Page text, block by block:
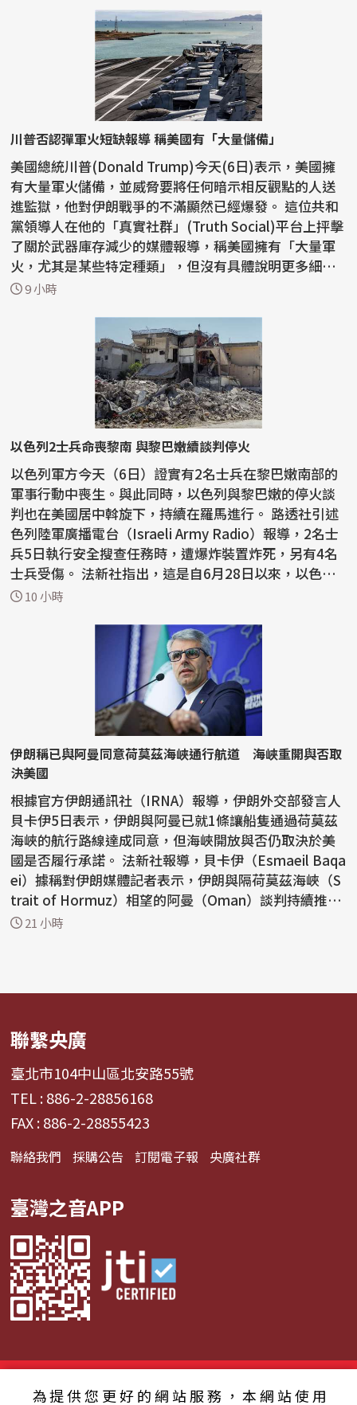
川普否認彈軍火短缺報導 稱美國有「大量儲備」
美國總統川普(Donald Trump)今天(6日)表示，美國擁
有大量軍火儲備，並威脅要將任何暗示相反觀點的人送
進監獄，他對伊朗戰爭的不滿顯然已經爆發。 這位共和
黨領導人在他的「真實社群」(Truth Social)平台上抨擊
了關於武器庫存減少的媒體報導，稱美國擁有「大量軍
火，尤其是某些特定種類」，但沒有具體說明更多細
節。...
9 小時
以色列2士兵命喪黎南 與黎巴嫩續談判停火
以色列軍方今天（6日）證實有2名士兵在黎巴嫩南部的
軍事行動中喪生。與此同時，以色列與黎巴嫩的停火談
判也在美國居中斡旋下，持續在羅馬進行。 路透社引述
色列陸軍廣播電台（Israeli Army Radio）報導，2名士
兵5日執行安全搜查任務時，遭爆炸裝置炸死，另有4名
士兵受傷。 法新社指出，這是自6月28日以來，以色列
首...10 小時
伊朗稱已與阿曼同意荷莫茲海峽通行航道 海峽重開與否取
決美國
根據官方伊朗通訊社（IRNA）報導，伊朗外交部發言人
貝卡伊5日表示，伊朗與阿曼已就1條讓船隻通過荷莫茲
海峽的航行路線達成同意，但海峽開放與否仍取決於美
國是否履行承諾。 法新社報導，貝卡伊（Esmaeil Baqa
ei）據稱對伊朗媒體記者表示，伊朗與隔荷莫茲海峽（S
trait of Hormuz）相望的阿曼（Oman）談判持續推
進，雙方...
21 小時
聯繫央廣
臺北市104中山區北安路55號
TEL : 886-2-28856168
FAX : 886-2-28855423
聯絡我們 採購公告 訂閱電子報 央廣社群
臺灣之音APP
© 2024財團法人中央廣播電臺 版權所有
為提供您更好的網站服務，本網站使用